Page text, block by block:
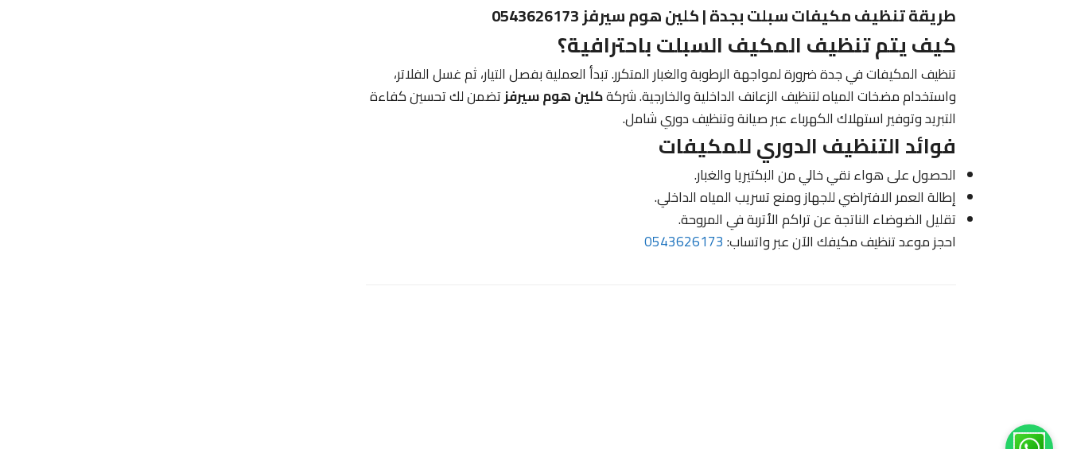
طريقة تنظيف مكيفات سبلت بجدة | كلين هوم سيرفز 0543626173
كيف يتم تنظيف المكيف السبلت باحترافية؟
تنظيف المكيفات في جدة ضرورة لمواجهة الرطوبة والغبار المتكرر. تبدأ العملية بفصل التيار، ثم غسل الفلاتر،
واستخدام مضخات المياه لتنظيف الزعانف الداخلية والخارجية. شركةكلين هوم سيرفزتضمن لك تحسين كفاءة
التبريد وتوفير استهلاك الكهرباء عبر صيانة وتنظيف دوري شامل.
فوائد التنظيف الدوري للمكيفات
الحصول على هواء نقي خالي من البكتيريا والغبار.
إطالة العمر الافتراضي للجهاز ومنع تسريب المياه الداخلي.
تقليل الضوضاء الناتجة عن تراكم الأتربة في المروحة.
احجز موعد تنظيف مكيفك الآن عبر واتساب:0543626173